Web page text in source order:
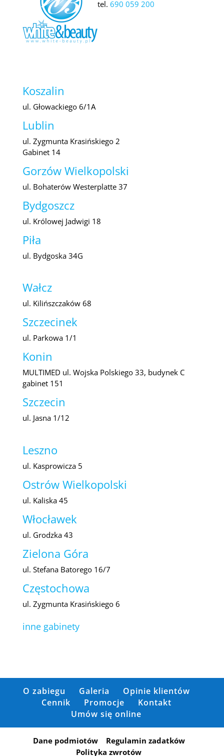
tel. 690 059 200
Koszalin
ul. Głowackiego 6/1A
Lublin
ul. Zygmunta Krasińskiego 2
Gabinet 14
Gorzów Wielkopolski
ul. Bohaterów Westerplatte 37
Bydgoszcz
ul. Królowej Jadwigi 18
Piła
ul. Bydgoska 34G
Wałcz
ul. Kilińszczaków 68
Szczecinek
ul. Parkowa 1/1
Konin
MULTIMED ul. Wojska Polskiego 33, budynek C
gabinet 151
Szczecin
ul. Jasna 1/12
Leszno
ul. Kasprowicza 5
Ostrów Wielkopolski
ul. Kaliska 45
Włocławek
ul. Grodzka 43
Zielona Góra
ul. Stefana Batorego 16/7
Częstochowa
ul. Zygmunta Krasińskiego 6
inne gabinety
O zabiegu Galeria
Opinie klientów
Cennik
Promocje
Kontakt
Umów się online
Dane podmiotów
Regulamin zadatków
Polityka zwrotów